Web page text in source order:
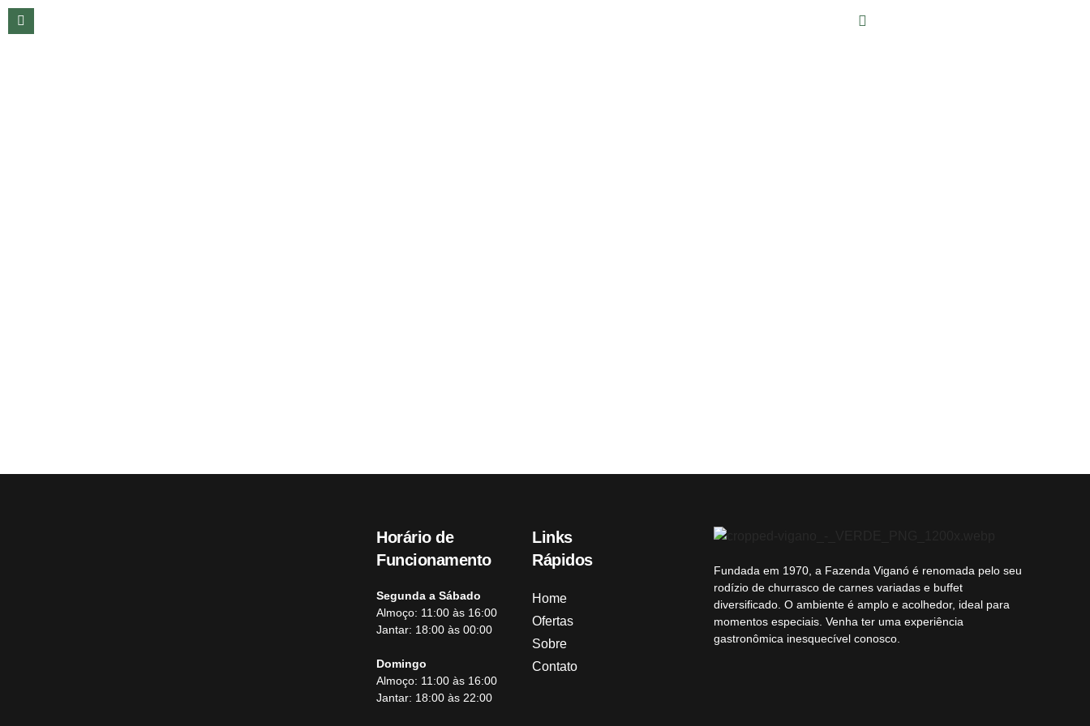
Horário de
Funcionamento
Segunda a Sábado
Almoço: 11:00 às 16:00
Jantar: 18:00 às 00:00
Domingo
Almoço: 11:00 às 16:00
Jantar: 18:00 às 22:00
Links
Rápidos
Home
Ofertas
Sobre
Contato
Fundada em 1970, a Fazenda Viganó é renomada pelo seu
rodízio de churrasco de carnes variadas e buffet
diversificado. O ambiente é amplo e acolhedor, ideal para
momentos especiais. Venha ter uma experiência
gastronômica inesquecível conosco.